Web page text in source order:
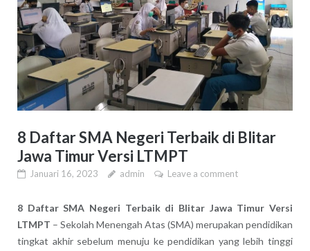
8 Daftar SMA Negeri Terbaik di Blitar
Jawa Timur Versi LTMPT
Januari 16, 2023 admin Leave a comment
8 Daftar SMA Negeri Terbaik di Blitar Jawa Timur Versi
LTMPT – Sekolah Menengah Atas (SMA) merupakan pendidikan
tingkat akhir sebelum menuju ke pendidikan yang lebih tinggi